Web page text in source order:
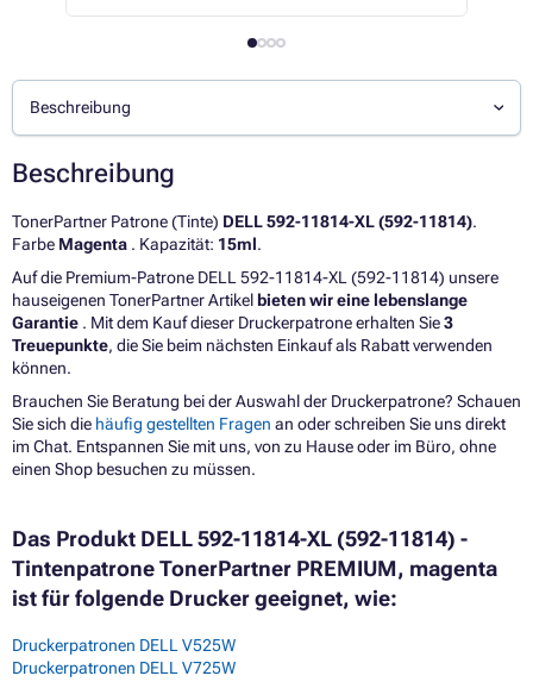
Beschreibung
Beschreibung
TonerPartner Patrone (Tinte) DELL 592-11814-XL (592-11814).
Farbe Magenta . Kapazität: 15ml.
Auf die Premium-Patrone DELL 592-11814-XL (592-11814) unsere
hauseigenen TonerPartner Artikel bieten wir eine lebenslange
Garantie . Mit dem Kauf dieser Druckerpatrone erhalten Sie3
Treuepunkte, die Sie beim nächsten Einkauf als Rabatt verwenden
können.
Brauchen Sie Beratung bei der Auswahl der Druckerpatrone? Schauen
Sie sich die häufig gestellten Fragen an oder schreiben Sie uns direkt
im Chat. Entspannen Sie mit uns, von zu Hause oder im Büro, ohne
einen Shop besuchen zu müssen.
Das Produkt DELL 592-11814-XL (592-11814) -
Tintenpatrone TonerPartner PREMIUM, magenta
ist für folgende Drucker geeignet, wie:
Druckerpatronen DELL V525W
Druckerpatronen DELL V725W